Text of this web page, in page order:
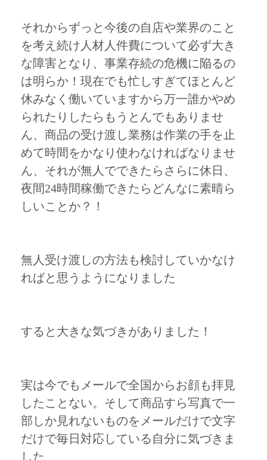
それからずっと今後の自店や業界のこと
を考え続け人材人件費について必ず大き
な障害となり、事業存続の危機に陥るの
は明らか！現在でも忙しすぎてほとんど
休みなく働いていますから万一誰かやめ
られたりしたらもうとんでもありませ
ん、商品の受け渡し業務は作業の手を止
めて時間をかなり使わなければなりませ
ん、それが無人でできたらさらに休日、
夜間24時間稼働できたらどんなに素晴ら
しいことか？！
無人受け渡しの方法も検討していかなけ
ればと思うようになりました
すると大きな気づきがありました！
実は今でもメールで全国からお顔も拝見
したことない。そして商品すら写真で一
部しか見れないものをメールだけで文字
だけで毎日対応している自分に気づきま
した